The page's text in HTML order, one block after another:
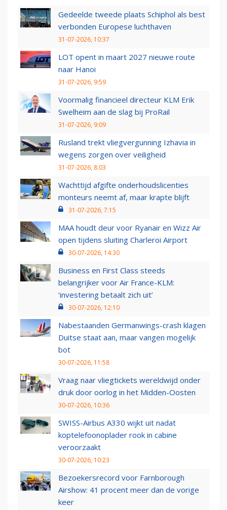
Gedeelde tweede plaats Schiphol als best
verbonden Europese luchthaven
31-07-2026, 10:37
LOT opent in maart 2027 nieuwe route
naar Hanoi
31-07-2026, 9:59
Voormalig financieel directeur KLM Erik
Swelheim aan de slag bij ProRail
31-07-2026, 9:09
Rusland trekt vliegvergunning Izhavia in
wegens zorgen over veiligheid
31-07-2026, 8:03
Wachttijd afgifte onderhoudslicenties
monteurs neemt af, maar krapte blijft
31-07-2026, 7:15
MAA houdt deur voor Ryanair en Wizz Air
open tijdens sluiting Charleroi Airport
30-07-2026, 14:30
Business en First Class steeds
belangrijker voor Air France-KLM:
‘investering betaalt zich uit’
30-07-2026, 12:10
Nabestaanden Germanwings-crash klagen
Duitse staat aan, maar vangen mogelijk
bot
30-07-2026, 11:58
Vraag naar vliegtickets wereldwijd onder
druk door oorlog in het Midden-Oosten
30-07-2026, 10:36
SWISS-Airbus A330 wijkt uit nadat
koptelefoonoplader rook in cabine
veroorzaakt
30-07-2026, 10:23
Bezoekersrecord voor Farnborough
Airshow: 41 procent meer dan de vorige
keer